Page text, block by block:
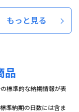
もっと見る
品
標準的な納期情報が表
準納期の日数には含ま